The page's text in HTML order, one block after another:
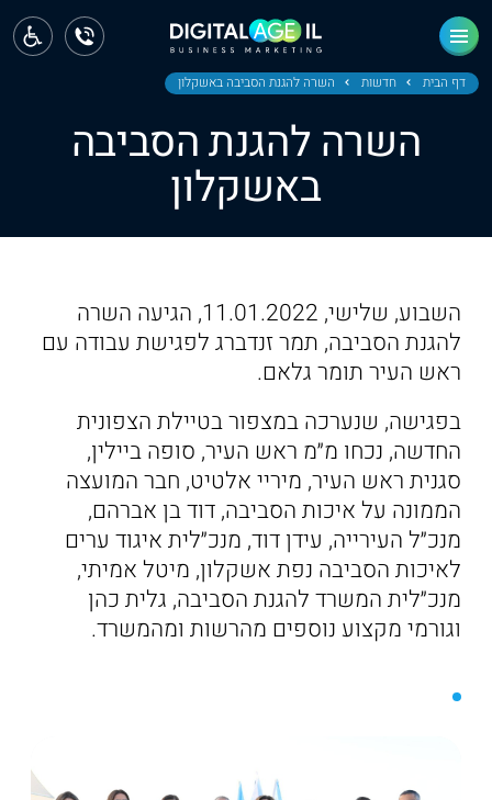
דף הבית חדשות השרה להגנת הסביבה באשקלון
השרה להגנת הסביבה
באשקלון
השבוע, שלישי, 11.01.2022, הגיעה השרה
להגנת הסביבה, תמר זנדברג לפגישת עבודה עם
ראש העיר תומר גלאם.
בפגישה, שנערכה במצפור בטיילת הצפונית
החדשה, נכחו מ״מ ראש העיר, סופה ביילין,
סגנית ראש העיר, מיריי אלטיט, חבר המועצה
הממונה על איכות הסביבה, דוד בן אברהם,
מנכ״ל העירייה, עידן דוד, מנכ״לית איגוד ערים
לאיכות הסביבה נפת אשקלון, מיטל אמיתי,
מנכ״לית המשרד להגנת הסביבה, גלית כהן
וגורמי מקצוע נוספים מהרשות ומהמשרד.
ראשי
חדשות
מחוז צפון
מחוז חיפה
מחוז מרכז
ירושלים
תל אביב